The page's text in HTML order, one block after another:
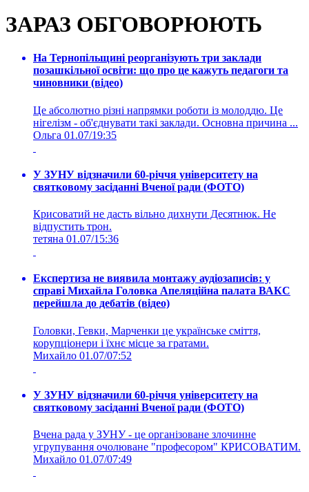
ЗАРАЗ ОБГОВОРЮЮТЬ
На Тернопільщині реорганізують три заклади
позашкільної освіти: що про це кажуть педагоги та
чиновники (відео)
Це абсолютно різні напрямки роботи із молоддю. Це
нігелізм - об'єднувати такі заклади. Основна причина ...
Ольга 01.07/19:35
У ЗУНУ відзначили 60-річчя університету на
святковому засіданні Вченої ради (ФОТО)
Крисоватий не дасть вільно дихнути Десятнюк. Не
відпустить трон.
тетяна 01.07/15:36
Експертиза не виявила монтажу аудіозаписів: у
справі Михайла Головка Апеляційна палата ВАКС
перейшла до дебатів (відео)
Головки, Гевки, Марченки це українське сміття,
корупціонери і їхнє місце за гратами.
Михайло 01.07/07:52
У ЗУНУ відзначили 60-річчя університету на
святковому засіданні Вченої ради (ФОТО)
Вчена рада у ЗУНУ - це організоване злочинне
угрупування очолюване "професором" КРИСОВАТИМ.
Михайло 01.07/07:49